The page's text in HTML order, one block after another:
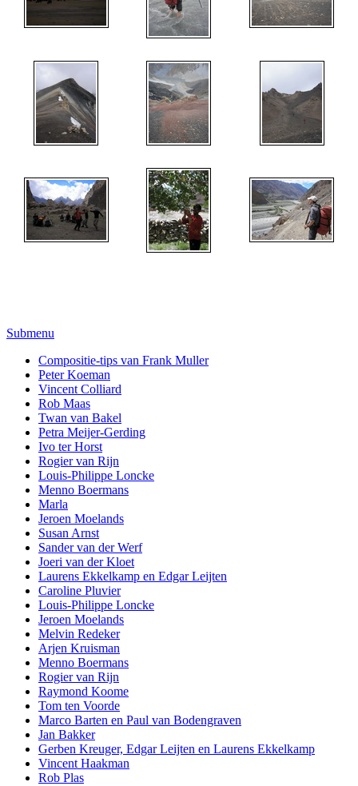
Submenu
Compositie-tips van Frank Muller
Peter Koeman
Vincent Colliard
Rob Maas
Twan van Bakel
Petra Meijer-Gerding
Ivo ter Horst
Rogier van Rijn
Louis-Philippe Loncke
Menno Boermans
Marla
Jeroen Moelands
Susan Arnst
Sander van der Werf
Joeri van der Kloet
Laurens Ekkelkamp en Edgar Leijten
Caroline Pluvier
Louis-Philippe Loncke
Jeroen Moelands
Melvin Redeker
Arjen Kruisman
Menno Boermans
Rogier van Rijn
Raymond Koome
Tom ten Voorde
Marco Barten en Paul van Bodengraven
Jan Bakker
Gerben Kreuger, Edgar Leijten en Laurens Ekkelkamp
Vincent Haakman
Rob Plas